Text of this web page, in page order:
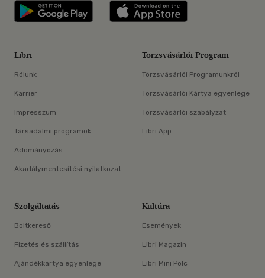
Libri applikáció Szerezd meg: Google
Libri
Rólunk
Karrier
Impresszum
Társadalmi programok
Adományozás
Akadálymentesítési nyilatkozat
Törzsvásárlói Program
Törzsvásárlói Programunkról
Törzsvásárlói Kártya egyenlege
Törzsvásárlói szabályzat
Libri App
Szolgáltatás
Boltkereső
Fizetés és szállítás
Ajándékkártya egyenlege
Kultúra
Események
Libri Magazin
Libri Mini Polc